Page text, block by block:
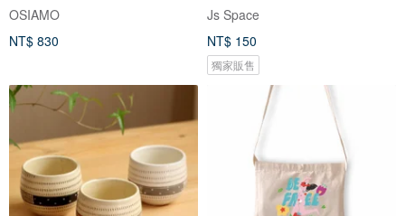
OSIAMO
NT$ 830
Js Space
NT$ 150
獨家販售